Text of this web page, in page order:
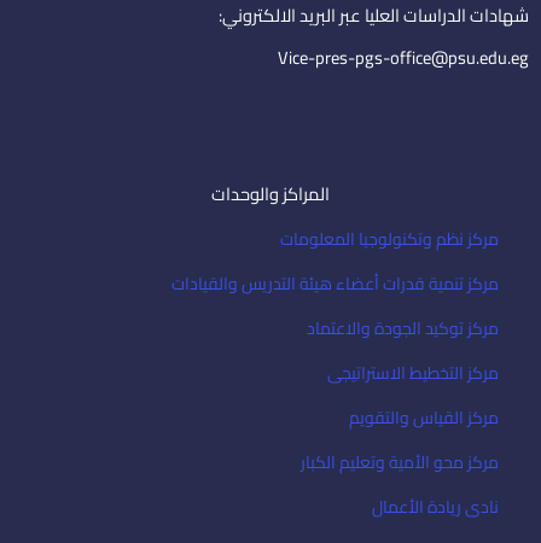
i
l
شهادات الدراسات العليا عبر البريد الالكتروني:
Vice-pres-pgs-office@psu.edu.eg
المراكز والوحدات
مركز نظم وتكنولوجيا المعلومات
مركز تنمية قدرات أعضاء هيئة التدريس والقيادات
مركز توكيد الجودة والاعتماد
مركز التخطيط الاستراتيجى
مركز القياس والتقويم
مركز محو الأمية وتعليم الكبار
نادى ريادة الأعمال